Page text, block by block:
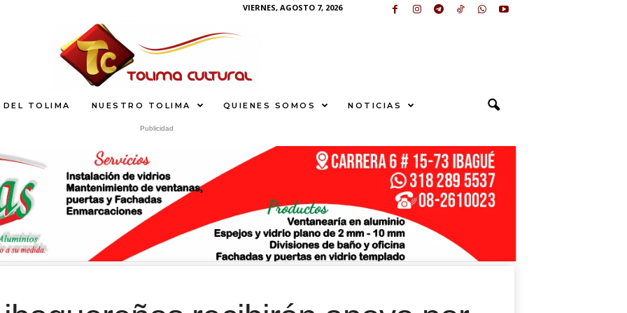
VIERNES, AGOSTO 7, 2026
DEL TOLIMA NUESTRO TOLIMA QUIENES SOMOS NOTICIAS
Publicidad
S
WhatsApp +573249605958